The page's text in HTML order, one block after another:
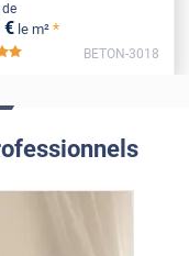
€ le m² *
BETON-3018